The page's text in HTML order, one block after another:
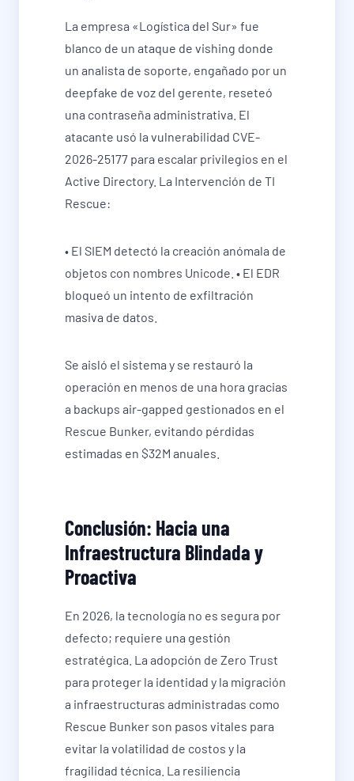
La empresa «Logística del Sur» fue
blanco de un ataque de vishing donde
un analista de soporte, engañado por un
deepfake de voz del gerente, reseteó
una contraseña administrativa. El
atacante usó la vulnerabilidad CVE-
2026-25177 para escalar privilegios en el
Active Directory. La Intervención de TI
Rescue:
• El SIEM detectó la creación anómala de
objetos con nombres Unicode. • El EDR
bloqueó un intento de exfiltración
masiva de datos.
Se aisló el sistema y se restauró la
operación en menos de una hora gracias
a backups air-gapped gestionados en el
Rescue Bunker, evitando pérdidas
estimadas en $32M anuales.
Conclusión: Hacia una
Infraestructura Blindada y
Proactiva
En 2026, la tecnología no es segura por
defecto; requiere una gestión
estratégica. La adopción de Zero Trust
para proteger la identidad y la migración
a infraestructuras administradas como
Rescue Bunker son pasos vitales para
evitar la volatilidad de costos y la
fragilidad técnica. La resiliencia